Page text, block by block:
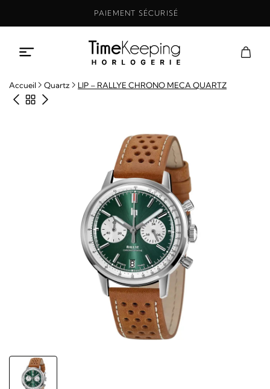
PAIEMENT SÉCURISÉ
Accueil Quartz LIP – RALLYE CHRONO MECA QUARTZ
Produit précédent
Retour à la boutique
Produit suivant